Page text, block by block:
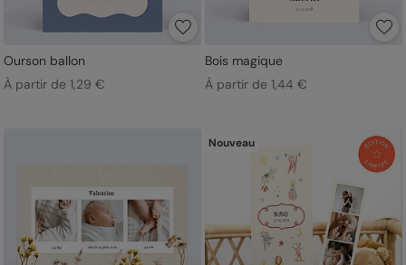
Ourson ballon
À partir de 1,29 €
Bois magique
À partir de 1,44 €
Nouveau